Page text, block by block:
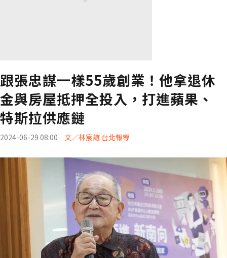
跟張忠謀一樣55歲創業！他拿退休
金與房屋抵押全投入，打進蘋果、
特斯拉供應鏈
2024-06-29 08:00 文／林宸誼 台北報導